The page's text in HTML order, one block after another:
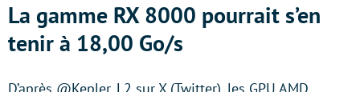
La gamme RX 8000 pourrait s’en
tenir à 18,00 Go/s
D’après @Kepler_L2 sur X (Twitter), les GPU AMD